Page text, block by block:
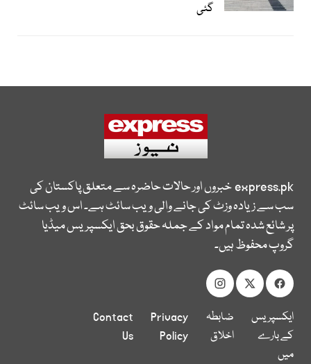
گئی
express.pkخبروں اور حالات حاضرہ سے متعلق پاکستان کی
سب سے زیادہ وزٹ کی جانے والی ویب سائٹ ہے۔ اس ویب سائٹ
پر شائع شدہ تمام مواد کے جملہ حقوق بحق ایکسپریس میڈیا
گروپ محفوظ ہیں۔
ایکسپریس
کے بارے
میں
ضابطہ
اخلاق
Privacy
Policy
Contact
Us